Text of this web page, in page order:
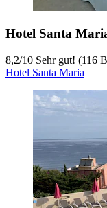
Hotel Santa
8,2/10 Sehr gut! (116
Hotel Santa Maria